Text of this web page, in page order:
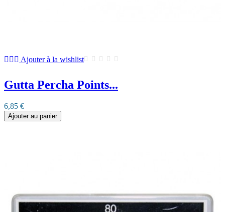
Ajouter à la wishlist
Gutta Percha Points...
6,85 €
Ajouter au panier